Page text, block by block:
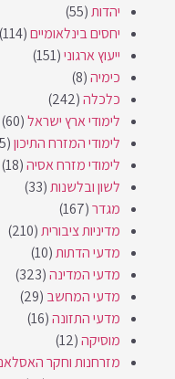
יהדות(55)
יחסים בינלאומיים(114)
ייעוץ ארגוני(151)
כימיה(8)
כלכלה(242)
לימודי ארץ ישראל(60)
לימודי המזרח התיכון(15)
לימודי מזרח אסיה(18)
לשון ובלשנות(33)
מגדר(167)
מדיניות ציבורית(210)
מדעי הדתות(10)
מדעי המדינה(323)
מדעי המחשב (29)
מדעי התזונה(16)
מוסיקה(12)
מזרחנות וחקר